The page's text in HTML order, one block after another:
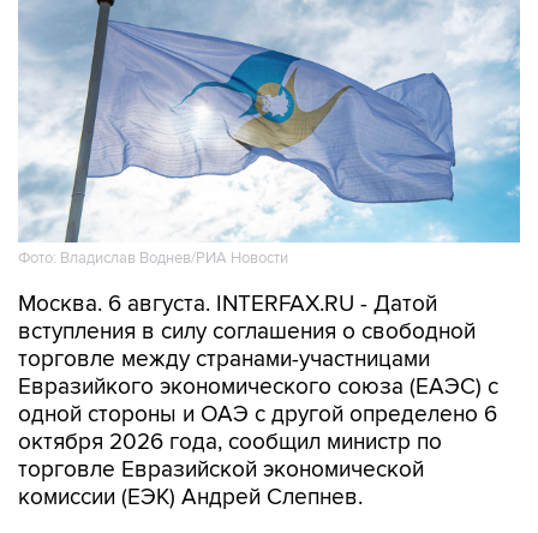
Фото: Владислав Воднев/РИА Новости
Москва. 6 августа. INTERFAX.RU - Датой
вступления в силу соглашения о свободной
торговле между странами-участницами
Евразийкого экономического союза (ЕАЭС) с
одной стороны и ОАЭ с другой определено 6
октября 2026 года, сообщил министр по
торговле Евразийской экономической
комиссии (ЕЭК) Андрей Слепнев.